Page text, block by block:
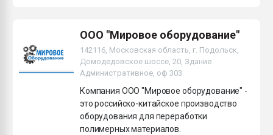
ООО "Мировое оборудование"
142116, Московская область, г. Подольск,
Домодедовское шоссе, 20, Здание
Административное, оф 303
Компания ООО "Мировое оборудование" -
это российско-китайское производство
оборудования для переработки
полимерных материалов.